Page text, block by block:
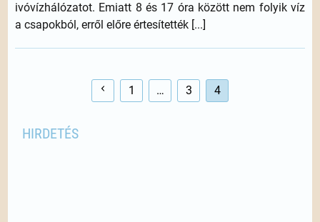
ivóvízhálózatot. Emiatt 8 és 17 óra között nem folyik víz
a csapokból, erről előre értesítették [...]
1 … 3 4
HIRDETÉS